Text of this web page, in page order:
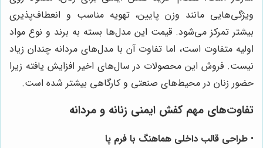
ویژگی‌هایی مانند وزن پایین، تهویه مناسب و انعطاف‌پذیری
بیشتر تمرکز می‌شود. قیمت این مدل‌ها بسته به برند و نوع مواد
اولیه متفاوت است، اما تفاوت آن با مدل‌های مردانه چندان زیاد
نیست. فروش این محصولات در سال‌های اخیر افزایش یافته زیرا
حضور زنان در محیط‌های صنعتی و کارگاهی بیشتر شده است.
تفاوت‌های مهم کفش ایمنی زنانه و مردانه
• طراحی قالب داخلی هماهنگ با فرم پا